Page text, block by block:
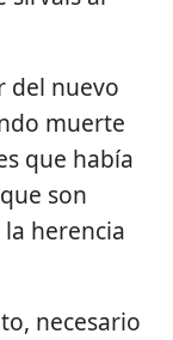
del nuevo
muerte
que había
son
herencia
necesario